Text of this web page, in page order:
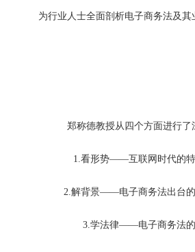
为行业人士全面剖析电子商务法及其
郑称德教授从四个方面进行了
1.看形势——互联网时代的特
2.解背景——电子商务法出台的
3.学法律——电子商务法的